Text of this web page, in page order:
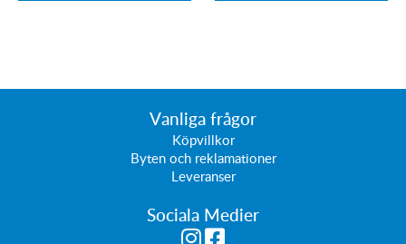
Vanliga frågor
Köpvillkor
Byten och reklamationer
Leveranser
Sociala Medier